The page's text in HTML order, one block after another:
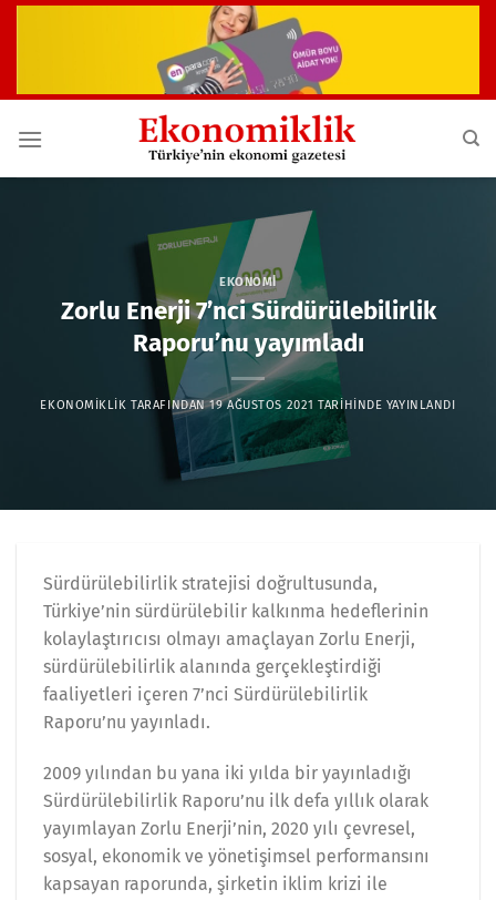
EKONOMI
Zorlu Enerji 7’nci Sürdürülebilirlik
Raporu’nu yayımladı
EKONOMIKLIK TARAFINDAN 19 AĞUSTOS 2021 TARIHINDE YAYINLANDI
Sürdürülebilirlik stratejisi doğrultusunda,
Türkiye’nin sürdürülebilir kalkınma hedeflerinin
kolaylaştırıcısı olmayı amaçlayan Zorlu Enerji,
sürdürülebilirlik alanında gerçekleştirdiği
faaliyetleri içeren 7’nci Sürdürülebilirlik
Raporu’nu yayınladı.
2009 yılından bu yana iki yılda bir yayınladığı
Sürdürülebilirlik Raporu’nu ilk defa yıllık olarak
yayımlayan Zorlu Enerji’nin, 2020 yılı çevresel,
sosyal, ekonomik ve yönetişimsel performansını
kapsayan raporunda, şirketin iklim krizi ile